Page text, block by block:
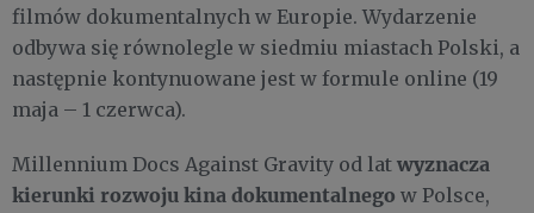
filmów dokumentalnych w Europie. Wydarzenie
odbywa się równolegle w siedmiu miastach Polski, a
następnie kontynuowane jest w formule online (19
maja – 1 czerwca).
Millennium Docs Against Gravity od lat wyznacza
kierunki rozwoju kina dokumentalnego w Polsce,